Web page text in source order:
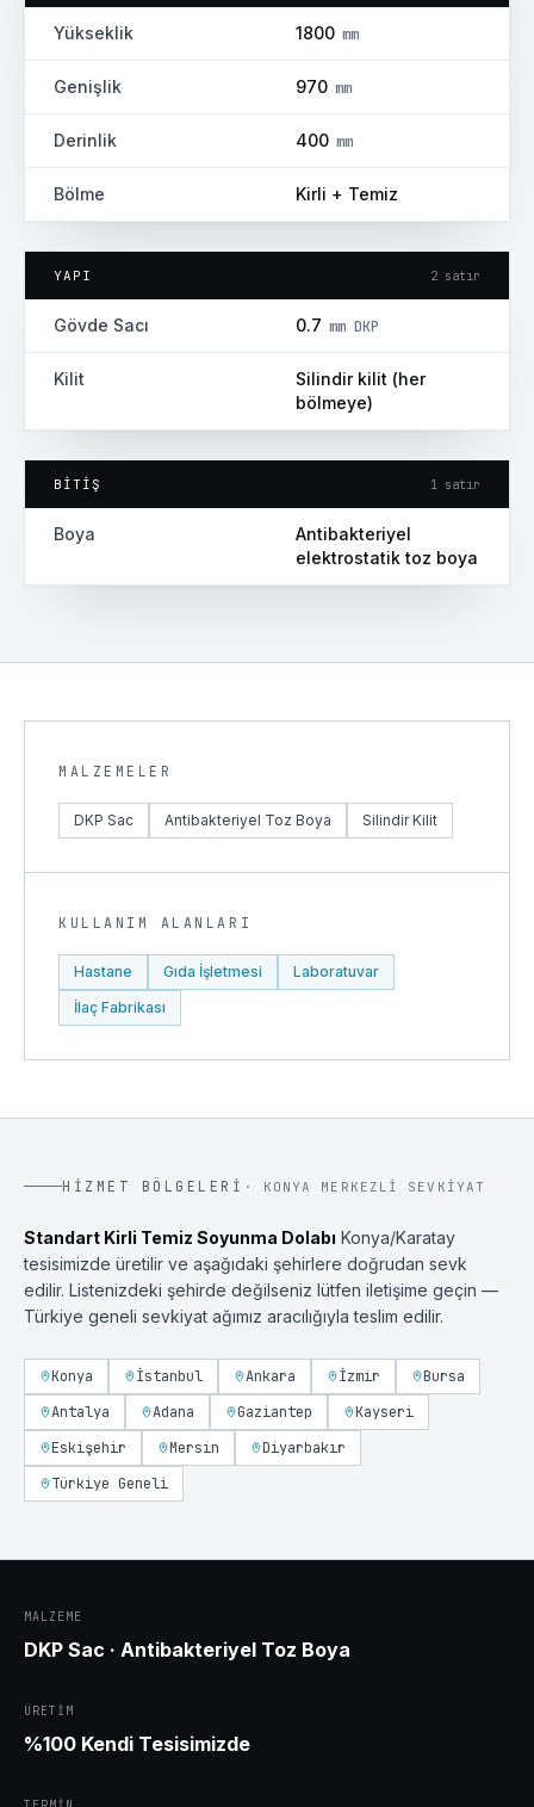
Yükseklik 1800 mm
Genişlik 970 mm
Derinlik 400 mm
Bölme Kirli + Temiz
YAPI 2 satır
Gövde Sacı 0.7 mm DKP
Kilit
Silindir kilit (her
bölmeye)
BITIŞ 1 satır
Boya
Antibakteriyel
elektrostatik toz boya
MALZEMELER
DKP Sac Antibakteriyel Toz Boya Silindir Kilit
KULLANIM ALANLARI
Hastane Gıda İşletmesi
Laboratuvar
İlaç Fabrikası
HIZMET BÖLGELERI · KONYA MERKEZLI SEVKIYAT
Standart Kirli Temiz Soyunma Dolabı Konya/Karatay
tesisimizde üretilir ve aşağıdaki şehirlere doğrudan sevk
edilir. Listenizdeki şehirde değilseniz lütfen iletişime geçin —
Türkiye geneli sevkiyat ağımız aracılığıyla teslim edilir.
Konya İstanbul Ankara İzmir
Bursa
Antalya
Adana Gaziantep
Kayseri
Eskişehir
Mersin
Diyarbakır
Türkiye Geneli
MALZEME
DKP Sac · Antibakteriyel Toz Boya
ÜRETIM
%100 Kendi Tesisimizde